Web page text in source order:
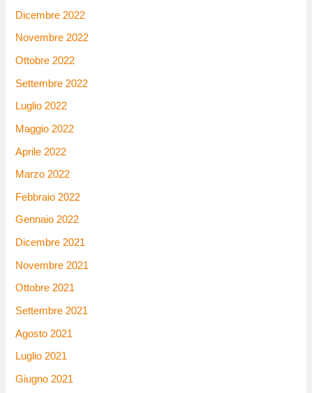
Dicembre 2022
Novembre 2022
Ottobre 2022
Settembre 2022
Luglio 2022
Maggio 2022
Aprile 2022
Marzo 2022
Febbraio 2022
Gennaio 2022
Dicembre 2021
Novembre 2021
Ottobre 2021
Settembre 2021
Agosto 2021
Luglio 2021
Giugno 2021